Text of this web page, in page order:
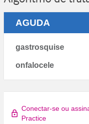
AGUDA
gastrosquise
onfalocele
Conectar-se ou
Practice